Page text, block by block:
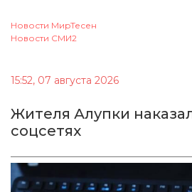
Новости МирТесен
Новости СМИ2
15:52, 07 августа 2026
Жителя Алупки
соцсетях